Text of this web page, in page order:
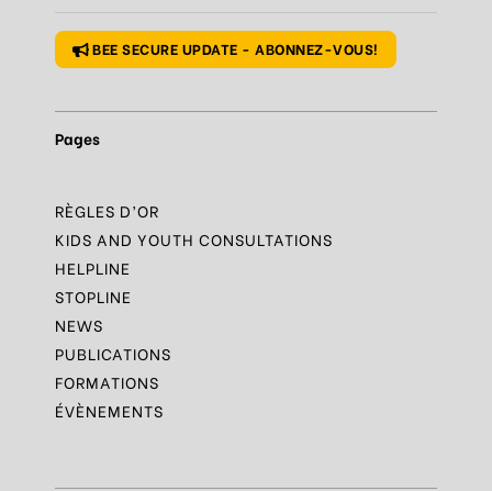
BEE SECURE UPDATE - ABONNEZ-VOUS!
Pages
RÈGLES D’OR
KIDS AND YOUTH CONSULTATIONS
HELPLINE
STOPLINE
NEWS
PUBLICATIONS
FORMATIONS
ÉVÈNEMENTS